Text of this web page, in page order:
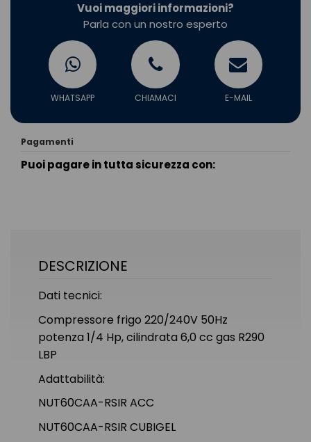
Vuoi maggiori informazioni?
Parla con un nostro esperto
WHATSAPP CHIAMACI E-MAIL
Pagamenti
Puoi pagare in tutta sicurezza con:
DESCRIZIONE
Dati tecnici:
Compressore frigo 220/240V 50Hz
potenza 1/4 Hp, cilindrata 6,0 cc gas R290
LBP
Adattabilità:
NUT60CAA-RSIR ACC
NUT60CAA-RSIR CUBIGEL